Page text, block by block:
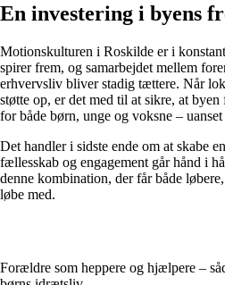
En investering i byens
Motionskulturen i Roskilde er i
spirer frem, og samarbejdet mellem
erhvervsliv bliver stadig tættere. Når
støtte op, er det med til at sikre, at
for både børn, unge og voksne –
Det handler i sidste ende om at skabe
fællesskab og engagement går hånd i
denne kombination, der får både
løbe med.
Forældre som heppere og hjælpere –